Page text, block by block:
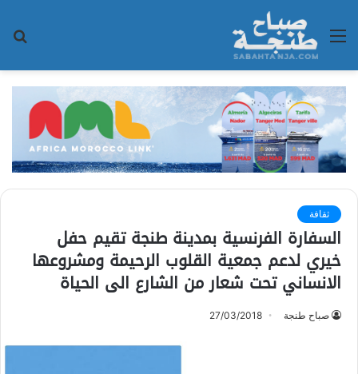
القائمة
ثقافة
السفارة الفرنسية بمدينة طنجة تقيم حفل
خيري لدعم جمعية القلوب الرحيمة ومشروعها
الانساني تحت شعار من الشارع الى الحياة
صباح طنجة 27/03/2018